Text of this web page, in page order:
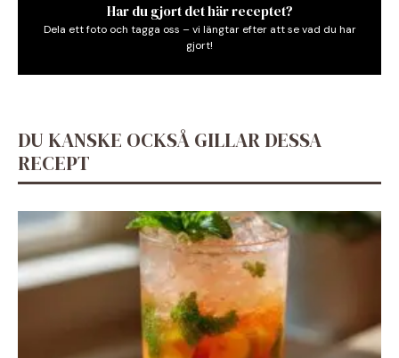
Har du gjort det här receptet?
Dela ett foto och tagga oss – vi längtar efter att se vad du har
gjort!
DU KANSKE OCKSÅ GILLAR DESSA
RECEPT